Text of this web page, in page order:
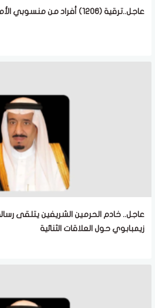
عاجل..ترقية (1206) أفراد من منسوبي الأمن العام بمختلف التخصصات
عاجل.. خادم الحرمين الشريفين يتلقى
زيمبابوي حول العلاقات الثنائية